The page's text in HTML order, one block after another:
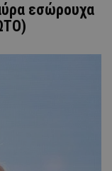
εσώρουχα